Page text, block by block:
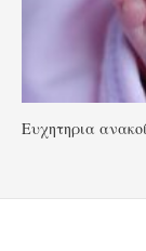
Ευχητηρια